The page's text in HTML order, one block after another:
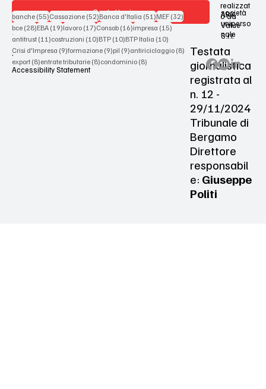
Contattaci
Terms & Conditions
Privacy Policy
Accessibility Statement
realizzat
o da
società
uniperso
nale
ARX
Value
S.r.l.
Testata
giornalistica
registrata al
n. 12 -
29/11/2024
Tribunale di
Bergamo
Direttore
responsabil
e: Giuseppe
Politi
banche (55)55 post
Cassazione (52)52 post
Banca d'Italia (51)51 post
MEF (32)32 post
bce (28)28 post
EBA (19)19 post
lavoro (17)17 post
Consob (16)16 post
impresa (15)15 post
antitrust (11)11 post
costruzioni (10)10 post
BTP (10)10 post
BTP Italia (10)10 post
Crisi d'Impresa (9)9 post
formazione (9)9 post
pil (9)9 post
antiriciclaggio (8)8 post
export (8)8 post
entrate tributarie (8)8 post
condominio (8)8 post